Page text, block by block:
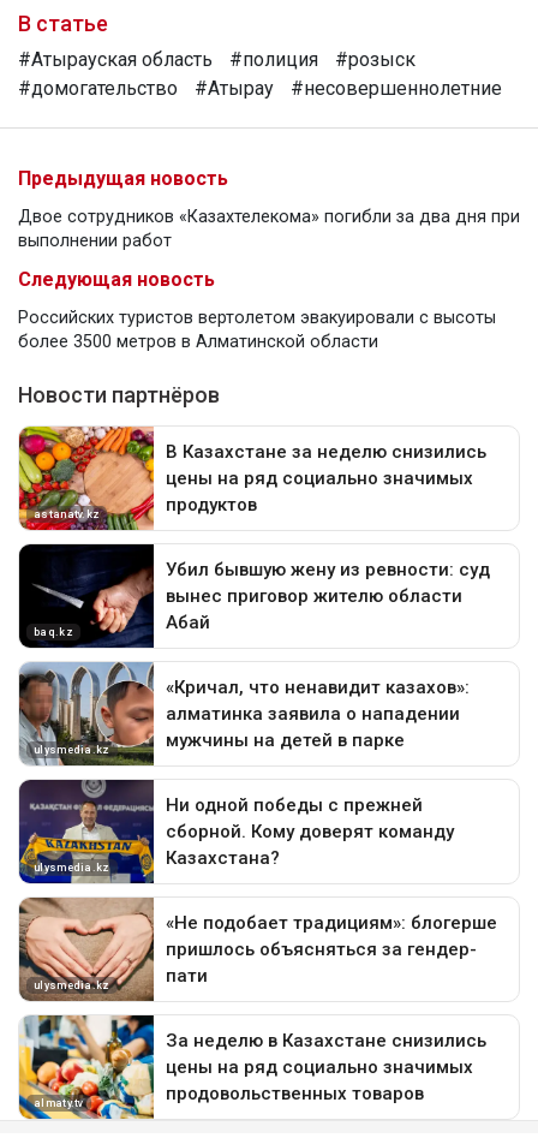
В статье
#Атырауская область #полиция
#розыск
#домогательство
#Атырау #несовершеннолетние
Предыдущая новость
Двое сотрудников «Казахтелекома» погибли за два дня при
выполнении работ
Следующая новость
Российских туристов вертолетом эвакуировали с высоты
более 3500 метров в Алматинской области